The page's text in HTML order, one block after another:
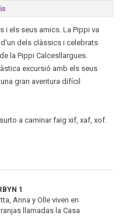
i els seus amics. La Pippi va
dels clàssics i celebrats
la Pippi Calcesllargues.
excursió amb els seus
gran aventura difícil
a caminar faig xif, xaf, xof.
1
Anna y Olle viven en
llamadas la Casa